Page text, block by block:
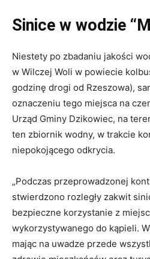
Sinice w wodzie
Niestety po zbadaniu jakości
w Wilczej Woli w powiecie
godzinę drogi od Rzeszowa),
oznaczeniu tego miejsca na
Urząd Gminy Dzikowiec, na
ten zbiornik wodny, w trakcie
niepokojącego odkrycia.
„Podczas przeprowadzonej
stwierdzono rozległy zakwit
bezpieczne korzystanie z
wykorzystywanego do kąpieli.
mając na uwadze przede